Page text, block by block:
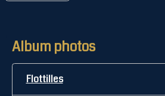
Album photos
Flottilles